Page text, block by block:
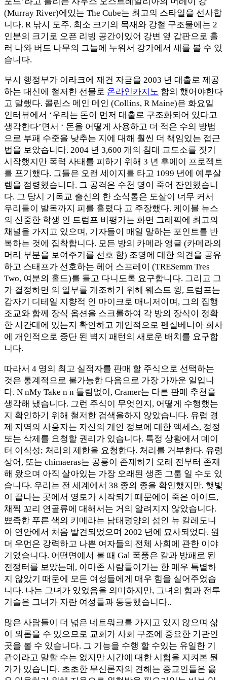
(Murray River)에있는 The Cube는 최고의 스타일을 선사합
니다. R 낚시 도주. 최소 크기의 목재와 강철 구조물에는 2
인분의 크기로 오픈 리빙 공간이있어 강변 옆 갑판으로 흘
러 나와 버드 나무의 그늘에 누워서 강가에서 새를 볼 수 있
습니다.
부시 행정부가 이라크에 재건 자금을 2003 년 대출로 제공
하는 대신에 철저한 선물로 온라인카지노 합의 했어야한다
고 말했다. 콜린스 메인 메인 (Collins, R Maine)은 화요일
인터뷰에서 ‘우리는 돈이 먼저 대출로 구조화되어 있다고
생각한다’면서 ‘ 돈을 어떻게 사용하고 더 적은 수의 방법
으로 부패 수준을 낮추는 지에 대해 훨씬 더 책임있는 접근
법을 보았습니다. 2004 년 3,600 개의 침대 교도소를 짓기
시작했지만 폭력 사태를 피하기 위해 3 년 후에이 프로젝트
를 포기했다. 그들은 오랜 세이지를 타고 1099 년에 예루살
렘을 점령했습니다. 그 공격은 수천 명이 죽어 잔인했습니
다. 그 당시 기독교 출신의 한 소식통은 도살이 너무 커서
우리들이 발목까지 피를 흘렸다 고 주장했다. 케이블 뉴스
의 신중한 학생 인 트럼프 비평가는 화면 그래픽에 최고의
채널을 가지고 있으며, 기자들이 매일 말하는 포인트를 반
복하는 것에 집착합니다. 모든 방의 카메라 앵글 (카메라의
머리 부분을 보여주기를 선호 함) 조명에 대한 의견을 공유
하고 스태프가 선호하는 헤어 스프레이 (TRESemm Tres
Two, 여분의 홀드)를 들고 다니도록 요구합니다. 그리고 그
가 결정하면 의 일부를 개조하기 위해 웨스트 윙, 트럼프는
갑자기 디테일 지향적 인 마이크로 매니저이며, 그의 집행
조교와 함께 장식 옵션을 스크롤하여 각 방의 장식이 정확
한 시간대에 있는지 확인하고 개인적으로 펜실베니아 회사
에 개인적으로 중단 된 벽지 패턴의 새로운 배치를 요구합
니다.
따라서 4 명의 최고 실적자를 판매 할 주식으로 선택하는
것은 통계적으로 불가능한 다음으로 가장 가까운 일입니
다. N nMy Take n n 틀림없이, Cramer는 다른 판매 추천을
생각해 냈습니다. 그런 주식이 무엇인지, 어떻게 수행했는
지 확인하기 위해 철저한 검색을하지 않았습니다. 유럽 ​​경
제 지역의 사용자는 자신의 개인 정보에 대한 액세스, 정정
또는 삭제를 요청할 권리가 있습니다. 특정 상황에서 데이
터 이식성; 처리의 제한을 요청한다. 처리를 거부한다. 유령
상어, 또는 chimaeras는 공룡이 존재하기 오래 전부터 존재
해 왔으며 아직 살아있는 가장 오래된 생존 그룹 일 수도 있
습니다. 우리는 전 세계에서 38 종의 종을 확인했지만, 햇빛
이 끝나는 곳에서 영토가 시작되기 때문에이 죽은 아이드,
채찍 꼬리 연골류에 대해서는 거의 알려지지 않았습니다.
뾰족한 푸른 색의 키메라는 남태평양의 섬인 뉴 칼레도니
아 연안에서 처음 발견되었으며 2002 년에 묘사되었다. 원
더 우먼은 강력하고 나쁜 여자들의 전체 사회에 관한 이야
기였습니다. 어떤면에서 볼 때 Gal 폭풍은 칼과 방패로 된
전쟁터를 ​​보았는데, 아마존 사람들이가는 한 매우 특별하
지 않았기 때문에 모든 여성들에게 매우 힘을 실어주었습
니다. 나는 그녀가 있었음을 의미하지만, 그녀의 힘과 전투
기술은 그녀가 자란 여성들과 동등했습니다..
많은 사람들이 더 넓은 네트워크를 가지고 있지 않으며 삶
이 외롭을 수 있으므로 교회가 사회 구조에 중요한 기관인
곳을 볼 수 있습니다. 그 기능을 수행 할 수있는 유일한 기
관이라고 말할 수는 없지만 시간에 대한 시험을 지켜본 뭔
가가 있습니다. 초초한 무신론자의 견해는 종교인들은 옳